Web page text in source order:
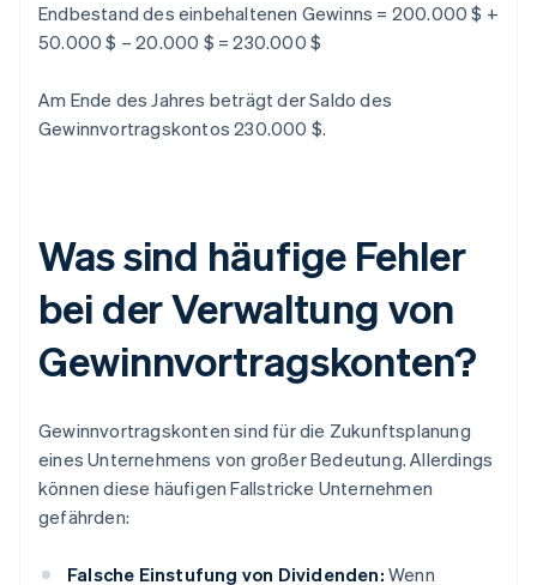
Endbestand des einbehaltenen Gewinns = 200.000 $ +
50.000 $ – 20.000 $ = 230.000 $
Am Ende des Jahres beträgt der Saldo des
Gewinnvortragskontos 230.000 $.
Was sind häufige Fehler
bei der Verwaltung von
Gewinnvortragskonten?
Gewinnvortragskonten sind für die Zukunftsplanung
eines Unternehmens von großer Bedeutung. Allerdings
können diese häufigen Fallstricke Unternehmen
gefährden:
Falsche Einstufung von Dividenden: Wenn